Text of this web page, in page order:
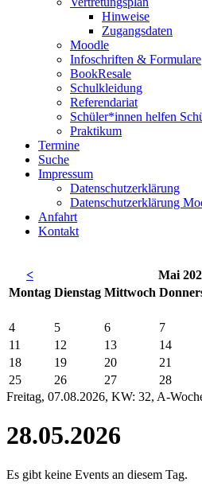
Hinweise
Zugangsdaten
Moodle
Infoschriften & Formulare
BookResale
Schulkleidung
Referendariat
Schüler*innen helfen
Praktikum
Termine
Suche
Impressum
Datenschutzerklärung
Datenschutzerklärung
Anfahrt
Kontakt
< Mai
Montag Dienstag Mittwoch Do
4
5 6 7
11
12 13 14
18
19 20 21
25
26 27 28
Freitag, 07.08.2026, KW: 32, A-
28.05.2026
Es gibt keine Events an diesem Tag.